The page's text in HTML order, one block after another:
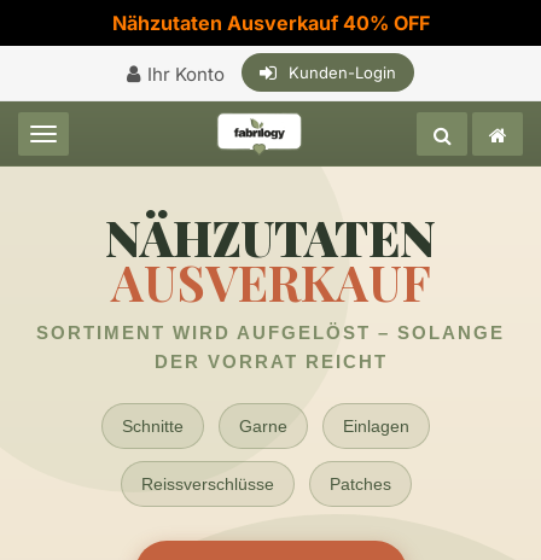
Nähzutaten Ausverkauf 40% OFF
Ihr Konto Kunden-Login
Toggle navigation
NÄHZUTATEN
AUSVERKAUF
SORTIMENT WIRD AUFGELÖST – SOLANGE
DER VORRAT REICHT
Schnitte Garne Einlagen
Reissverschlüsse Patches